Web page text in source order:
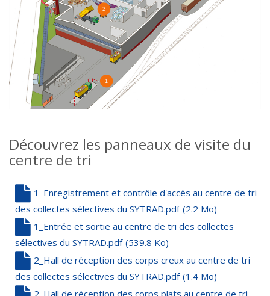
1
2
Découvrez les panneaux de visite du
centre de tri
1_Enregistrement et contrôle d'accès au centre de tri
des collectes sélectives du SYTRAD.pdf (2.2 Mo)
1_Entrée et sortie au centre de tri des collectes
sélectives du SYTRAD.pdf (539.8 Ko)
2_Hall de réception des corps creux au centre de tri
des collectes sélectives du SYTRAD.pdf (1.4 Mo)